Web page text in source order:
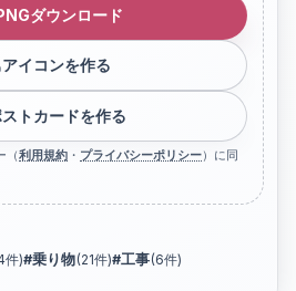
ダウンロード
アイコンを作る
ストカードを作る
（利用規約 ・ プライバシーポリシー）に同
件)#乗り物(21件)#工事(6件)